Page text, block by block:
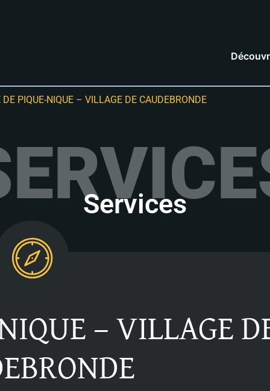
DE PIQUE-NIQUE – VILLAGE DE CAUDEBRONDE
Services
– VILLAGE